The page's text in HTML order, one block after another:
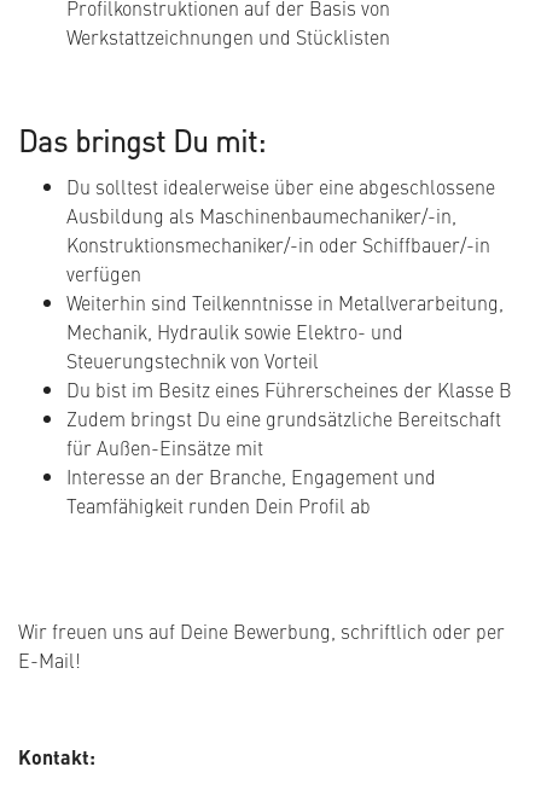
Profilkonstruktionen auf der Basis von
Werkstattzeichnungen und Stücklisten
Das bringst Du mit:
Du solltest idealerweise über eine abgeschlossene
Ausbildung als Maschinenbaumechaniker/-in,
Konstruktionsmechaniker/-in oder Schiffbauer/-in
verfügen
Weiterhin sind Teilkenntnisse in Metallverarbeitung,
Mechanik, Hydraulik sowie Elektro- und
Steuerungstechnik von Vorteil
Du bist im Besitz eines Führerscheines der Klasse B
Zudem bringst Du eine grundsätzliche Bereitschaft
für Außen-Einsätze mit
Interesse an der Branche, Engagement und
Teamfähigkeit runden Dein Profil ab
Wir freuen uns auf Deine Bewerbung, schriftlich oder per
E-Mail!
Kontakt: